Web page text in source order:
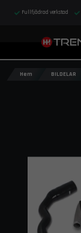
Fullfjädrad verkstad
Hem BILDELAR